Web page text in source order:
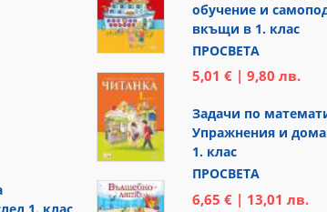
1. клас
обучение и
вкъщи в 1. клас
ПРОСВЕТА
5,01 € | 9,80 лв.
Задачи по
Упражнения и
1. клас
ПРОСВЕТА
6,65 € | 13,01 лв.